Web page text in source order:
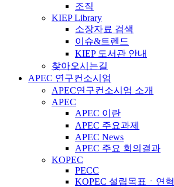
조직
KIEP Library
소장자료 검색
이슈&트렌드
KIEP 도서관 안내
찾아오시는길
APEC 연구컨소시엄
APEC연구컨소시엄 소개
APEC
APEC 이란
APEC 주요과제
APEC News
APEC 주요 회의결과
KOPEC
PECC
KOPEC 설립목표ㆍ연혁